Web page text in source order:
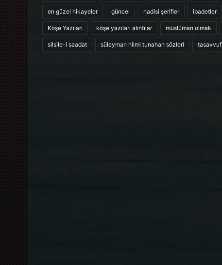
en güzel hikayeler güncel hadisi şerifler ibadetler
Köşe Yazıları köşe yazıları alıntılar müslüman olmak
silsile-i saadat süleyman hilmi tunahan sözleri tasavvuf